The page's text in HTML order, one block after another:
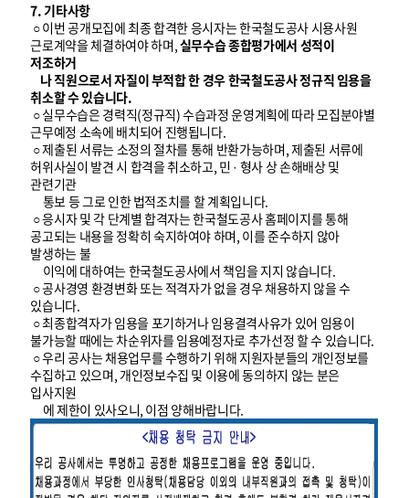
7. 기타사항
○ 이번 공개모집에 최종 합격한 응시자는 한국철도공사 시용사원
근로계약을 체결하여야 하며,실무수습 종합평가에서 성적이
저조하거
나 직원으로서 자질이 부적합 한 경우 한국철도공사 정규직 임용을
취소할 수 있습니다.
○ 실무수습은 경력직(정규직) 수습과정 운영계획에 따라 모집분야별
근무예정 소속에 배치되어 진행됩니다.
○ 제출된 서류는 소정의 절차를 통해 반환가능하며, 제출된 서류에
허위사실이 발견 시 합격을 취소하고, 민 · 형사 상 손해배상 및
관련기관
통보 등 그로 인한 법적조치를 할 계획입니다.
○ 응시자 및 각 단계별 합격자는 한국철도공사 홈페이지를 통해
공고되는 내용을 정확히 숙지하여야 하며, 이를 준수하지 않아
발생하는 불
이익에 대하여는 한국철도공사에서 책임을 지지 않습니다.
○ 공사경영 환경변화 또는 적격자가 없을 경우 채용하지 않을 수
있습니다.
○ 최종합격자가 임용을 포기하거나 임용결격사유가 있어 임용이
불가능할 때에는 차순위자를 임용예정자로 추가선정 할 수 있습니다.
○ 우리 공사는 채용업무를 수행하기 위해 지원자분들의 개인정보를
수집하고 있으며, 개인정보수집 및 이용에 동의하지 않는 분은
입사지원
에 제한이 있사오니, 이점 양해바랍니다.